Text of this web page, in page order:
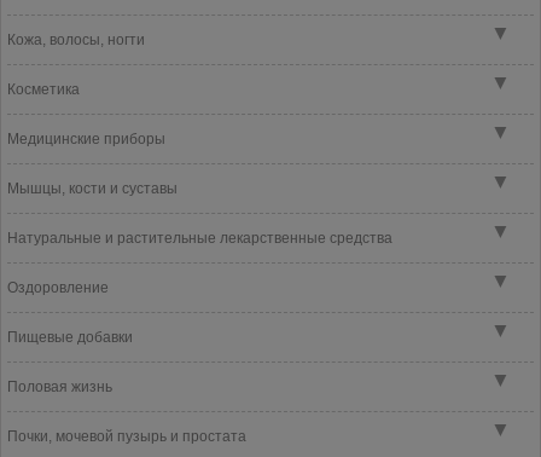
▼
Кожа, волосы, ногти
▼
Косметика
▼
Медицинские приборы
▼
Мышцы, кости и суставы
▼
Натуральные и растительные лекарственные средства
▼
Оздоровление
▼
Пищевые добавки
▼
Половая жизнь
▼
Почки, мочевой пузырь и простата